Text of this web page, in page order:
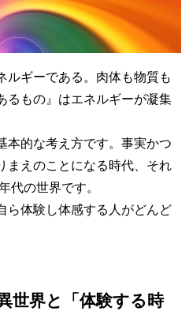
ルギーである。肉体も物質も
るもの』はエネルギーが凝集
本的な考え方です。事実かつ
まえのことになる時代、それ
代の世界です。
ら体験し体感する人がどんど
世界と「体験する時